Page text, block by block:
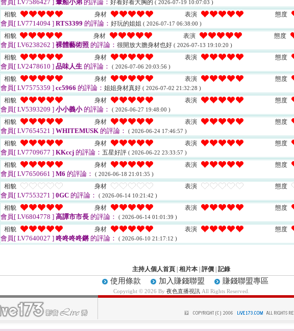
會員[ LV7586427 ] 暈船小弟 的評論： 好看好看大胸的 ( 2026-07-19 10:07:03 )
相貌 身材 表演 態度
會員[ LV7714094 ] RTS3399 的評論： 好玩的姐姐 ( 2026-07-17 06:38:00 )
相貌 身材 表演 態度
會員[ LV6238262 ] 裸體藝術照 的評論： 很開放大膽身材也好 ( 2026-07-13 19:10:20 )
相貌 身材 表演 態度
會員[ LV2478610 ] 品味人生 的評論： ( 2026-07-06 20:03:56 )
相貌 身材 表演 態度
會員[ LV7575359 ] cc5966 的評論： 姐姐身材真好 ( 2026-07-02 21:32:28 )
相貌 身材 表演 態度
會員[ LV5393209 ] 小小義小的評論： ( 2026-06-27 19:48:00 )
相貌 身材 表演 態度
會員[ LV7654521 ] WHITEMUSK 的評論： ( 2026-06-24 17:46:57 )
相貌 身材 表演 態度
會員[ LV7709677 ] KKccj 的評論： 五星好評 ( 2026-06-22 23:33:57 )
相貌 身材 表演 態度
會員[ LV7650661 ] M6 的評論： ( 2026-06-18 21:01:35 )
相貌 身材 表演 態度
會員[ LV7553271 ] 0GC 的評論： ( 2026-06-14 10:21:42 )
相貌 身材 表演 態度
會員[ LV6804778 ] 高譚市市長 的評論： ( 2026-06-14 01:01:39 )
相貌 身材 表演 態度
會員[ LV7640027 ] 咚咚咚咚鏘 的評論： ( 2026-06-10 21:17:12 )
主持人個人首頁 相片本 評價 記錄
使用條款 加入賺錢聯盟 賺錢聯盟專區
Copyright © 2026 By 夜色直播視訊All Rights Reserved.